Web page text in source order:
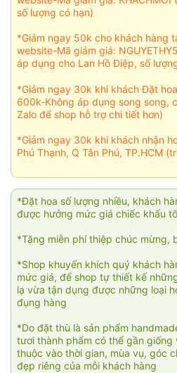
số lượng có hạn)
*Giảm ngay 50k cho khách hàng
website-Mã giảm giá:
áp dụng cho Lan Hồ Điệp, số
*Giảm ngay 30k khi khách Đặt
600k-Không áp dụng song song,
Zalo để shop hỗ trợ chi tiết hơn)
*Giảm ngay 30k khi khách nhận
Phú Thạnh, Q Tân Phú, TP.HCM
*Đặt hoa số lượng nhiều, khách
được hưởng mức giá chiếc khấu
*Tặng miễn phí thiệp chúc mừng,
*Shop khuyến khích quý khách
mức giá, để shop tự thiết kế
lạ vừa tận dụng được những loại
đụng hàng
*Do đặt thù là sản phẩm
tươi thành phẩm có thể gần
thuộc vào thời gian, mùa vụ, góc
đẹp riêng của mỗi khách hàng